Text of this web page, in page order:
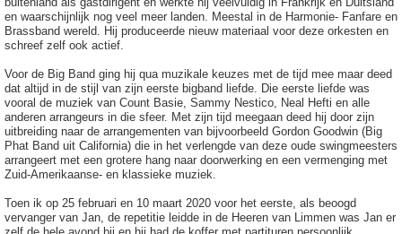
en waarschijnlijk nog veel meer landen. Meestal in de Harmonie- Fanfare en
Brassband wereld. Hij produceerde nieuw materiaal voor deze orkesten en
schreef zelf ook actief.
Voor de Big Band ging hij qua muzikale keuzes met de tijd mee maar deed
dat altijd in de stijl van zijn eerste bigband liefde. Die eerste liefde was
vooral de muziek van Count Basie, Sammy Nestico, Neal Hefti en alle
anderen arrangeurs in die sfeer. Met zijn tijd meegaan deed hij door zijn
uitbreiding naar de arrangementen van bijvoorbeeld Gordon Goodwin (Big
Phat Band uit California) die in het verlengde van deze oude swingmeesters
arrangeert met een grotere hang naar doorwerking en een vermenging met
Zuid-Amerikaanse- en klassieke muziek.
Toen ik op 25 februari en 10 maart 2020 voor het eerste, als beoogd
vervanger van Jan, de repetitie leidde in de Heeren van Limmen was Jan er